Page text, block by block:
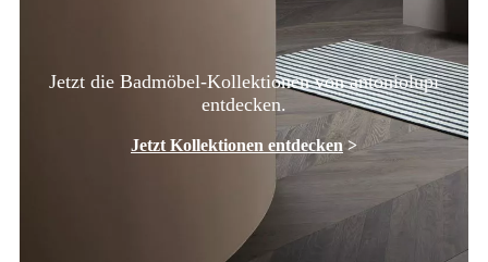
Jetzt die Badmöbel-Kollektionen von antoniolupi
entdecken.
Jetzt Kollektionen entdecken>